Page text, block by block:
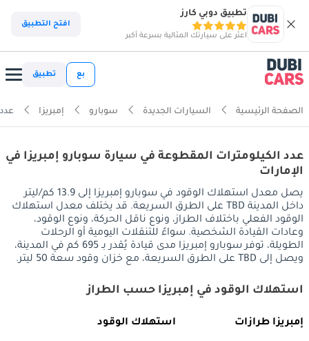
تطبيق دوبي كارز
اعثر على سيارتك المثالية بسرعة أكبر
افتح التطبيق
بع تطبيق
الصفحة الرئيسية السيارات الجديدة سوبارو إمبريزا
عدد الكيلومترات المقطوعة في سيارة سوبارو إمبريزا في
الإمارات
يصل معدل استهلاك الوقود في سوبارو إمبريزا إلى 13.9 كم/ليتر
داخل المدينة TBD على الطرق السريعة. قد يختلف معدل استهلاك
الوقود الفعلي باختلاف الطراز، ونوع ناقل الحركة، ونوع الوقود،
وعادات القيادة الشخصية. سواءً للتنقلات اليومية أو الرحلات
الطويلة، توفر سوبارو إمبريزا مدى قيادة يُقدر بـ 695 كم في المدينة،
ويصل إلى TBD على الطرق السريعة، مع خزان وقود سعة 50 ليتر.
استهلاك الوقود في إمبريزا حسب الطراز
إمبريزا طرازات استهلاك الوقود